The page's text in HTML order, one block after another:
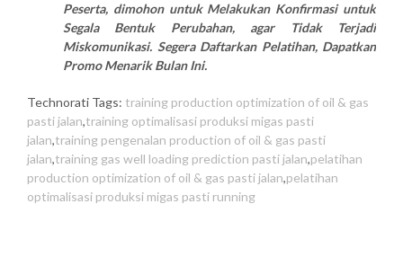
Peserta, dimohon untuk Melakukan Konfirmasi untuk
Segala Bentuk Perubahan, agar Tidak Terjadi
Miskomunikasi. Segera Daftarkan Pelatihan, Dapatkan
Promo Menarik Bulan Ini.
Technorati Tags: training production optimization of oil & gas
pasti jalan,training optimalisasi produksi migas pasti
jalan,training pengenalan production of oil & gas pasti
jalan,training gas well loading prediction pasti jalan,pelatihan
production optimization of oil & gas pasti jalan,pelatihan
optimalisasi produksi migas pasti running